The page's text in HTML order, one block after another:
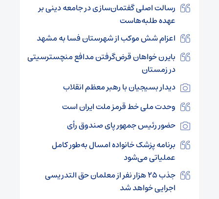
رسالت اصلی گفتمان‌سازی در جامعه دینی بر
عهده طلبه‌هاست
اعزام شش موکب از شهرستان فسا به مشهد
بایرن خواهان قرض‌گرفتن مدافع منچسترسیتی
در زمستان
دیدار بسیجیان با رهبر معظم انقلاب
وحدت ملی خط قرمز ملت ایران است
حضور رئیس جمهور پای صندوق رأی
برنامه پزشک خانواده امسال به‌طور کامل
عملیاتی می‌شود
جذب ۲۵ هزار نفر از معلمان حق التدریسی
اجرایی خواهد شد